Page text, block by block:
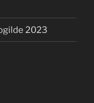
2023